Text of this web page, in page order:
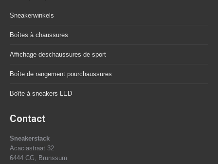
Sneakerwinkels
Boîtes à chaussures
Affichage deschaussures de sport
Boîte de rangement pourchaussures
Boîte à sneakers LED
Contact
Sneakerstack
Acaciastraat 32
6444 CG, Brunssum